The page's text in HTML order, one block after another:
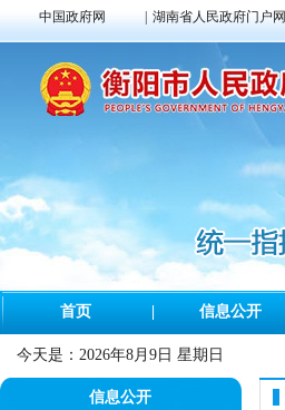
中国政府网 湖南省人民政府门户网
首页 信息公开
今天是： 2026年8月9日 星期日
信息公开